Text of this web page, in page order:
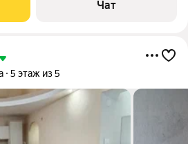
Чат
5 этаж из 5